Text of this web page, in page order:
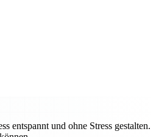
entspannt und ohne Stress gestalten.